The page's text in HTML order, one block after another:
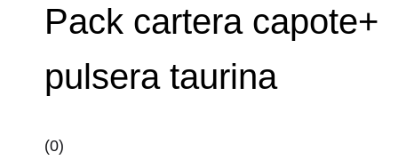
Pack cartera capote+
pulsera taurina
(0)